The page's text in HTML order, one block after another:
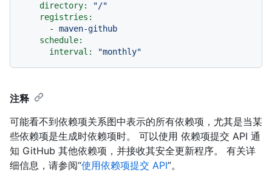
directory:
"/"
registries:
-
maven-github
schedule:
interval:
"monthly"
注释
可能看不到依赖项关系图中表示的所有依赖项，尤其是当某
些依赖项是生成时依赖项时。 可以使用 依赖项提交 API 通
知 GitHub 其他依赖项，并接收其安全更新程序。 有关详
细信息，请参阅“使用依赖项提交 API”。